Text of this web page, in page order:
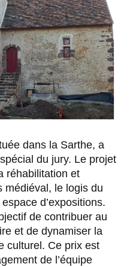
dans la Sarthe, a
du jury. Le projet
réhabilitation et
médiéval, le logis du
d’expositions.
de contribuer au
et de dynamiser la
culturel. Ce prix est
de l’équipe